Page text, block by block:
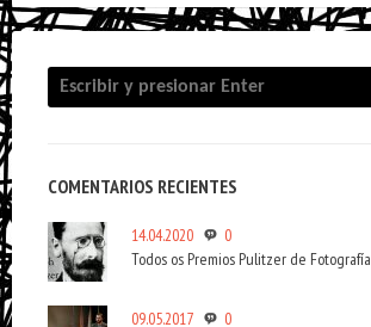
COMENTARIOS RECIENTES
14.04.2020
0
Todos os Premios Pulitzer de Fotografía
09.05.2017
0